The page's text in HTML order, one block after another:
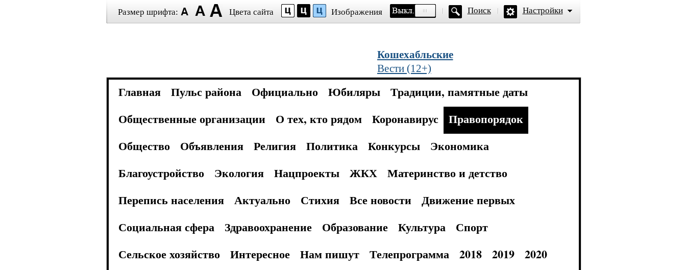
Размер шрифта: Цвета сайта Изображения Поиск Настройки
Кошехабльские
Вести (12+)
Главная Пульс района Официально Юбиляры
Традиции, памятные даты
Общественные организации
О тех, кто рядом Коронавирус
Правопорядок
Общество
Объявления Религия Политика Конкурсы
Экономика
Благоустройство
Экология Нацпроекты ЖКХ
Материнство и детство
Перепись населения
Актуально Стихия Все новости
Движение первых
Социальная сфера
Здравоохранение Образование Культура
Спорт
Сельское хозяйство
Интересное Нам пишут Телепрограмма 2018 2019
2020